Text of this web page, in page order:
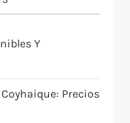
Y
Precios